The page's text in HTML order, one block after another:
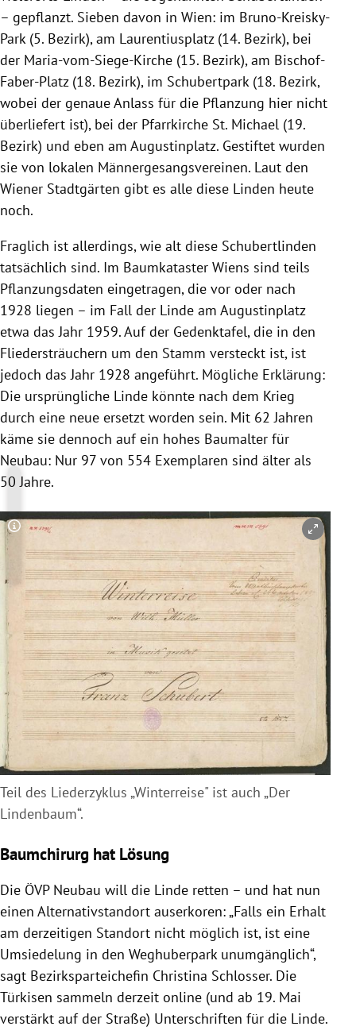
– gepflanzt. Sieben davon in Wien: im Bruno-Kreisky-
Park (5. Bezirk), am Laurentiusplatz (14. Bezirk), bei
der Maria-vom-Siege-Kirche (15. Bezirk), am Bischof-
Faber-Platz (18. Bezirk), im Schubertpark (18. Bezirk,
wobei der genaue Anlass für die Pflanzung hier nicht
überliefert ist), bei der Pfarrkirche St. Michael (19.
Bezirk) und eben am Augustinplatz. Gestiftet wurden
sie von lokalen Männergesangsvereinen. Laut den
Wiener Stadtgärten gibt es alle diese Linden heute
noch.
Fraglich ist allerdings, wie alt diese Schubertlinden
tatsächlich sind. Im Baumkataster Wiens sind teils
Pflanzungsdaten eingetragen, die vor oder nach
1928 liegen – im Fall der Linde am Augustinplatz
etwa das Jahr 1959. Auf der Gedenktafel, die in den
Fliedersträuchern um den Stamm versteckt ist, ist
jedoch das Jahr 1928 angeführt. Mögliche Erklärung:
Die ursprüngliche Linde könnte nach dem Krieg
durch eine neue ersetzt worden sein. Mit 62 Jahren
käme sie dennoch auf ein hohes Baumalter für
Neubau: Nur 97 von 554 Exemplaren sind älter als
50 Jahre.
Copyright-Hinweis öffnen/schließen
Teil des Liederzyklus „Winterreise" ist auch „Der
Lindenbaum“.
Baumchirurg hat Lösung
Die ÖVP Neubau will die Linde retten – und hat nun
einen Alternativstandort auserkoren: „Falls ein Erhalt
am derzeitigen Standort nicht möglich ist, ist eine
Umsiedelung in den Weghuberpark unumgänglich“,
sagt Bezirksparteichefin Christina Schlosser. Die
Türkisen sammeln derzeit online (und ab 19. Mai
verstärkt auf der Straße) Unterschriften für die Linde.